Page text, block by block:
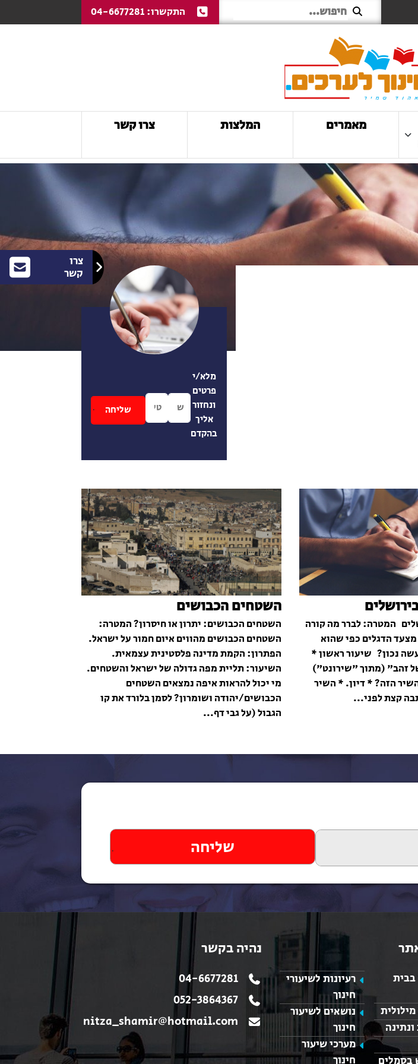
התקשרו: 04-6677281
מאמרים המלצות צרו קשר
צרו
קשר
מלא/י
פרטים
ונחזור
אליך
בהקדם
המטרה: לברר מה קורה
הדגלים כפי שהוא
נכון? שיעור ראשון *
זהב" (מתוך "שירונט")
הזה? * דיון. * השיר
קצת לפני...
השטחים הכבושים
השטחים הכבושים: יתרון או חיסרון? המטרה:
השטחים הכבושים מהווים איום חמור על ישראל.
הפתרון: הקמת מדינה פלסטינית עצמאית.
השיעור: תליית מפה גדולה של ישראל והשטחים.
מי יכול להראות איפה נמצאים השטחים
הכבושים/יהודה ושומרון? לסמן בלורד את קו
הגבול (על גבי דף...
פייסבוק, למעבר לפייסבוק לחץ כאן
בבית
ונתינה
בסמלים
רעיונות לשיעורי
חינוך
נושאים לשיעור
חינוך
מערכי שיעור
חינוך
נהיה בקשר
04-6677281
052-3864367
nitza_shamir@hotmail.com